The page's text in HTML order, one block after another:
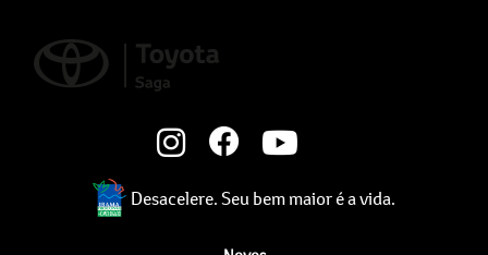
Desacelere. Seu bem maior é a vida.